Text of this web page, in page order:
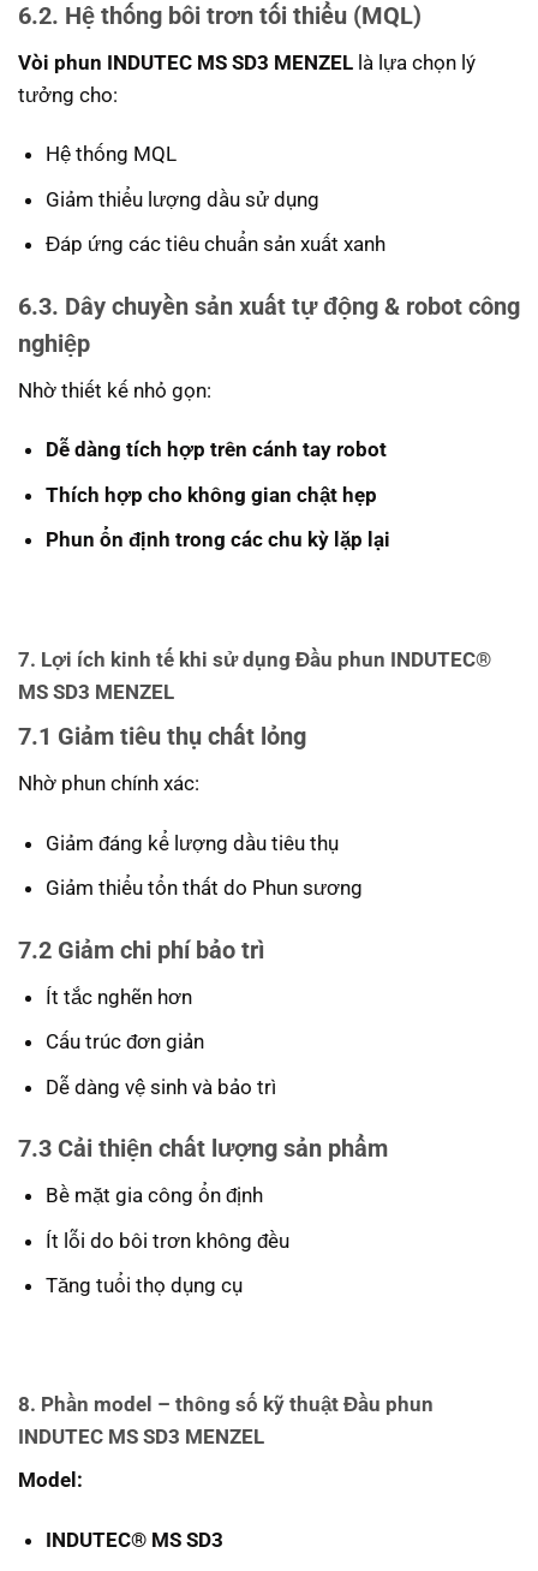
6.2. Hệ thống bôi trơn tối thiểu (MQL)
Vòi phun INDUTEC MS SD3 MENZEL là lựa chọn lý
tưởng cho:
Hệ thống MQL
Giảm thiểu lượng dầu sử dụng
Đáp ứng các tiêu chuẩn sản xuất xanh
6.3. Dây chuyền sản xuất tự động & robot công
nghiệp
Nhờ thiết kế nhỏ gọn:
Dễ dàng tích hợp trên cánh tay robot
Thích hợp cho không gian chật hẹp
Phun ổn định trong các chu kỳ lặp lại
7. Lợi ích kinh tế khi sử dụng Đầu phun INDUTEC®
MS SD3 MENZEL
7.1 Giảm tiêu thụ chất lỏng
Nhờ phun chính xác:
Giảm đáng kể lượng dầu tiêu thụ
Giảm thiểu tổn thất do Phun sương
7.2 Giảm chi phí bảo trì
Ít tắc nghẽn hơn
Cấu trúc đơn giản
Dễ dàng vệ sinh và bảo trì
7.3 Cải thiện chất lượng sản phẩm
Bề mặt gia công ổn định
Ít lỗi do bôi trơn không đều
Tăng tuổi thọ dụng cụ
8. Phần model – thông số kỹ thuật Đầu phun
INDUTEC MS SD3 MENZEL
Model:
INDUTEC® MS SD3